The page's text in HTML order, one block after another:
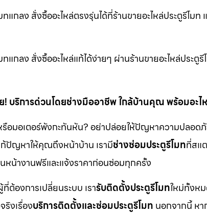
แกลง สั่งซื้ออะไหล่ตรงรุ่นได้ที่ร้านขายอะไหล่ประตูรีโม
แกลง สั่งซื้ออะไหล่แท้ได้ง่ายๆ ผ่านร้านขายอะไหล่ประ
บริการด่วนโดยช่างมืออาชีพ ใกล้บ้านคุณ พร้อมอะไ
รือมอเตอร์พังกะทันหัน? อย่าปล่อยให้ปัญหาความปลอดภั
ปัญหาให้คุณถึงหน้าบ้าน เรามีช่างซ่อมประตูรีโมทที่สแ
หน้างานฟรีและแจ้งราคาก่อนซ่อมทุกครั้ง
ต้องการเปลี่ยนระบบ เรารับติดตั้งประตูรีโมทใหม่ทั้งห
ริงเรื่องบริการติดตั้งและซ่อมประตูรีโมท นอกจากนี้ หา